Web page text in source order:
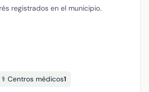
registrados en el municipio.
⚕️ Centros médicos1